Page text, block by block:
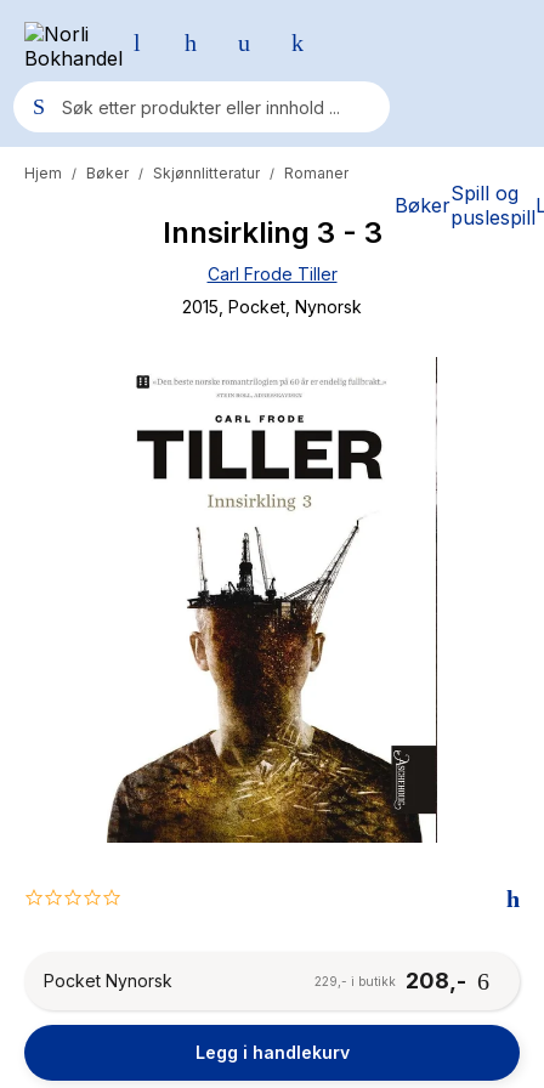
BøkerSpill og
puslespill
Populære søk
Fury Bound - Sable Sorensen
Hypopressiv trening
Hjem / Bøker / Skjønnlitteratur / Romaner
Innsirkling 3 - 3
Carl Frode Tiller
2015 , Pocket , Nynorsk
0.0
Pocket Nynorsk
208,-
229,- i butikk
Legg i handlekurv